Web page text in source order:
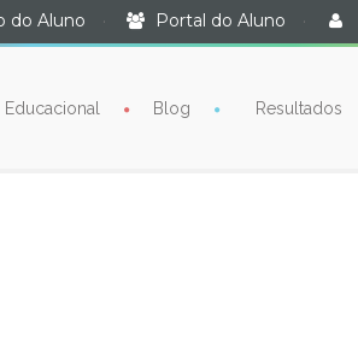
do Aluno · Portal do Aluno ·
Educacional Blog Resultados